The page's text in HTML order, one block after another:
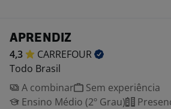
APRENDIZ
4,3
CARREFOUR
Todo Brasil
A combinar
Sem experiência
Ensino Médio (2º Grau)